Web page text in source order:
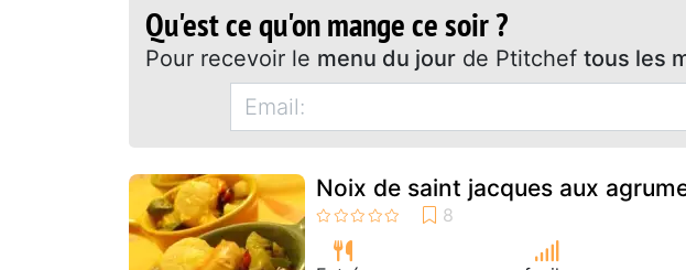
Qu'est ce qu'on mange ce soir ?
Pour recevoir le menu du jour de Ptitchef tous les
Noix de saint jacques aux